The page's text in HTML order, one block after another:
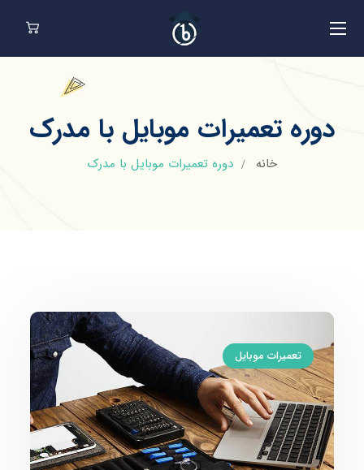
دوره تعمیرات موبایل با مدرک
خانه دوره تعمیرات موبایل با مدرک
تعمیرات موبایل